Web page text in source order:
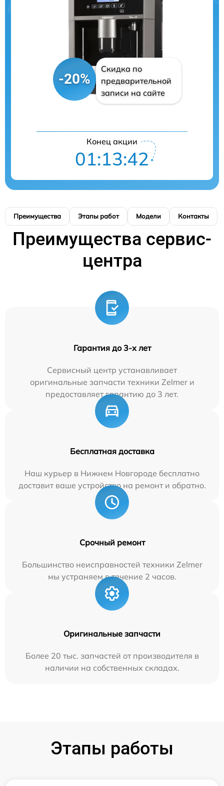
-20%
Скидка по
предварительной
записи на сайте
Конец акции
01:13:42
Преимущества Этапы работ Модели Контакты
Преимущества сервис-
центра
Гарантия до 3-х лет
Сервисный центр устанавливает
оригинальные запчасти техники Zelmer и
предоставляет гарантию до 3 лет.
Бесплатная доставка
Наш курьер в Нижнем Новгороде бесплатно
доставит ваше устройство на ремонт и обратно.
Срочный ремонт
Большинство неисправностей техники Zelmer
мы устраняем в течение 2 часов.
Оригинальные запчасти
Более 20 тыс. запчастей от производителя в
наличии на собственных складах.
Этапы работы